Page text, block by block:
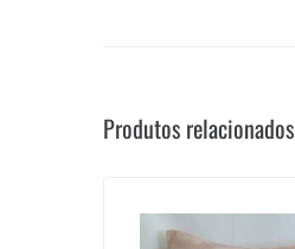
Produtos relacionados